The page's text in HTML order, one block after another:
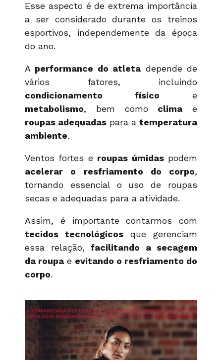
Esse aspecto é de extrema importância
a ser considerado durante os treinos
esportivos, independemente da época
do ano.
A performance do atleta depende de
vários fatores, incluindo
condicionamento físico e
metabolismo, bem como clima e
roupas adequadas para a temperatura
ambiente.
Ventos fortes e roupas úmidaspodem
acelerar o resfriamento do corpo,
tornando essencial o uso de roupas
secas e adequadas para a atividade.
Assim, é importante contarmos com
tecidos tecnológicos que gerenciam
essa relação, facilitando a secagem
da roupa e evitando o resfriamento do
corpo.